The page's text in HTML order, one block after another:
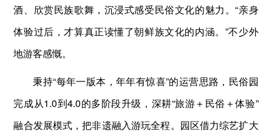
酒、欣赏民族歌舞，沉浸式感受民俗文化的魅力。“亲身
体验过后，才算真正读懂了朝鲜族文化的内涵。”不少外
地游客感慨。
秉持“每年一版本，年年有惊喜”的运营思路，民俗园
完成从1.0到4.0的多阶段升级，深耕“旅游＋民俗＋体验”
融合发展模式，把非遗融入游玩全程。园区借力综艺扩大